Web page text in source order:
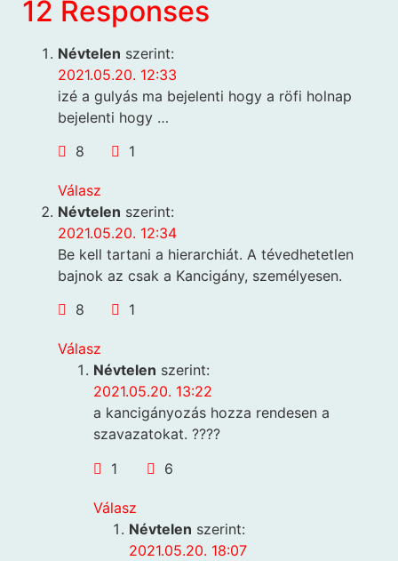
12 Responses
Névtelen szerint:
2021.05.20. 12:33
izé a gulyás ma bejelenti hogy a röfi holnap
bejelenti hogy …
8
1
Válasz
Névtelen szerint:
2021.05.20. 12:34
Be kell tartani a hierarchiát. A tévedhetetlen
bajnok az csak a Kancigány, személyesen.
8
1
Válasz
Névtelen szerint:
2021.05.20. 13:22
a kancigányozás hozza rendesen a
szavazatokat. ????
1
6
Válasz
Névtelen szerint:
2021.05.20. 18:07